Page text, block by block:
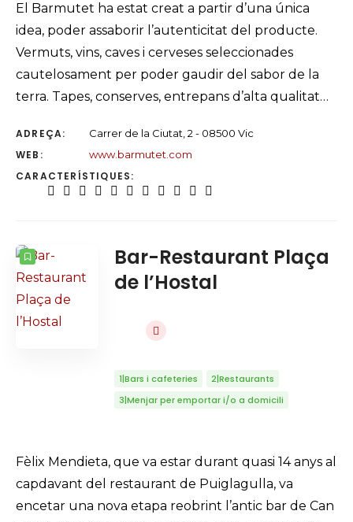
El Barmutet ha estat creat a partir d’una única
idea, poder assaborir l’autenticitat del producte.
Vermuts, vins, caves i cerveses seleccionades
cautelosament per poder gaudir del sabor de la
terra. Tapes, conserves, entrepans d’alta qualitat…
ADREÇA: Carrer de la Ciutat, 2 - 08500 Vic
WEB: www.barmutet.com
CARACTERÍSTIQUES:
Bar-Restaurant Plaça
de l’Hostal
1|Bars i cafeteries
2|Restaurants
3|Menjar per emportar i/o a domicili
Fèlix Mendieta, que va estar durant quasi 14 anys al
capdavant del restaurant de Puiglagulla, va
encetar una nova etapa reobrint l’antic bar de Can